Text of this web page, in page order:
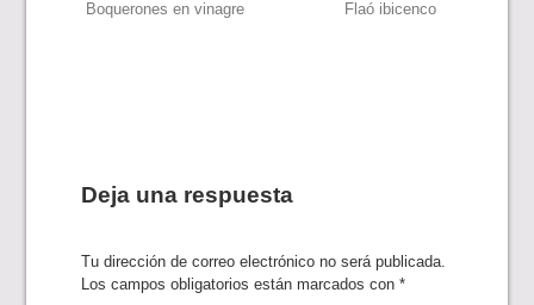
Navegación
Boquerones en vinagre Flaó ibicenco
Deja una respuesta
Tu dirección de correo electrónico no será publicada.
Los campos obligatorios están marcados con*